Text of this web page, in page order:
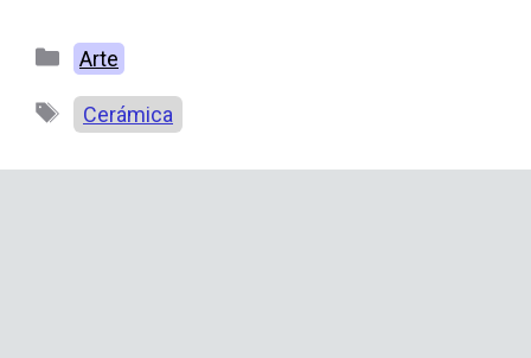
Categorías
Arte
Etiquetas
Cerámica